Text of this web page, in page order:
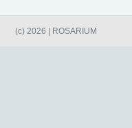
(c) 2026 | ROSARIUM